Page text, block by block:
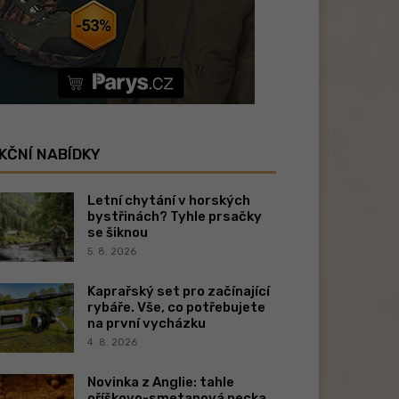
NABÍDKY
Letní chytání v horských
bystřinách? Tyhle prsačky
se šiknou
5. 8. 2026
Kaprařský set pro začínající
rybáře. Vše, co potřebujete
na první vycházku
4. 8. 2026
Novinka z Anglie: tahle